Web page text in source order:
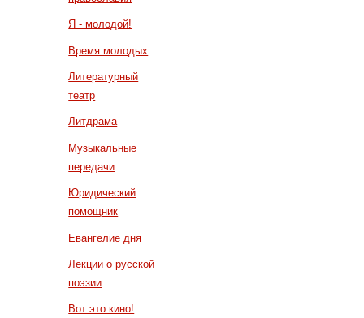
Я - молодой!
Время молодых
Литературный
театр
Литдрама
Музыкальные
передачи
Юридический
помощник
Евангелие дня
Лекции о русской
поэзии
Вот это кино!